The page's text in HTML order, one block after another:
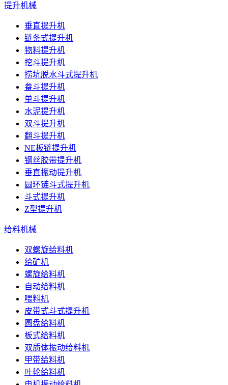
提升机械
垂直提升机
链条式提升机
物料提升机
挖斗提升机
捞坑脱水斗式提升机
畚斗提升机
单斗提升机
水泥提升机
双斗提升机
翻斗提升机
NE板链提升机
钢丝胶带提升机
垂直振动提升机
圆环链斗式提升机
斗式提升机
Z型提升机
给料机械
双螺旋给料机
给矿机
螺旋给料机
自动给料机
喂料机
皮带式斗式提升机
圆盘给料机
板式给料机
双质体振动给料机
甲带给料机
叶轮给料机